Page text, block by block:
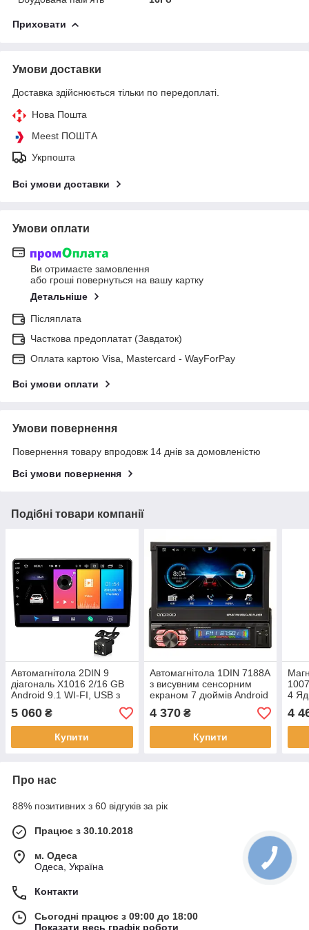
Приховати
Умови доставки
Доставка здійснюється тільки по передоплаті.
Нова Пошта
Meest ПОШТА
Укрпошта
Всі умови доставки
Умови оплати
Ви отримаєте замовлення
або гроші повернуться на вашу картку
Детальніше
Післяплата
Часткова предоплатат (Завдаток)
Оплата картою Visa, Mastercard - WayForPay
Всі умови оплати
Умови повернення
Повернення товару впродовж 14 днів за домовленістю
Всі умови повернення
Подібні товари компанії
Автомагнітола 2DIN 9
діагональ X1016 2/16 GB
Android 9.1 WI-FI, USB з
5 060 ₴
Купити
Автомагнітола 1DIN 7188A
з висувним сенсорним
екраном 7 дюймів Android
4 370₴
Купити
4
4
Про нас
88% позитивних з 60 відгуків за рік
Працює з 30.10.2018
м. Одеса
Одеса, Україна
Контакти
Сьогодні працює з 09:00 до 18:00
Показати весь графік роботи